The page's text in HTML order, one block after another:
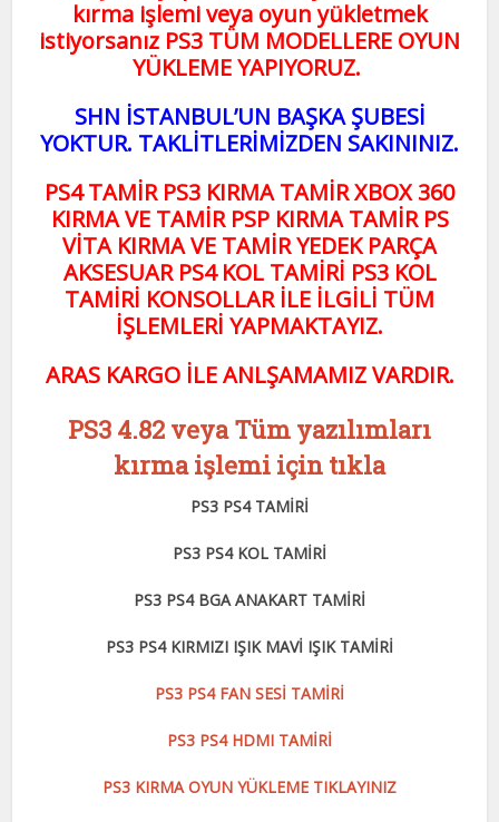
kırma işlemi veya oyun yükletmek
istiyorsanız PS3 TÜM MODELLERE OYUN
YÜKLEME YAPIYORUZ.
SHN İSTANBUL’UN BAŞKA ŞUBESİ
YOKTUR. TAKLİTLERİMİZDEN SAKININIZ.
PS4 TAMİR PS3 KIRMA TAMİR XBOX 360
KIRMA VE TAMİR PSP KIRMA TAMİR PS
VİTA KIRMA VE TAMİR YEDEK PARÇA
AKSESUAR PS4 KOL TAMİRİ PS3 KOL
TAMİRİ KONSOLLAR İLE İLGİLİ TÜM
İŞLEMLERİ YAPMAKTAYIZ.
ARAS KARGO İLE ANLŞAMAMIZ VARDIR.
PS3 4.82 veya Tüm yazılımları
kırma işlemi için tıkla
PS3 PS4 TAMİRİ
PS3 PS4 KOL TAMİRİ
PS3 PS4 BGA ANAKART TAMİRİ
PS3 PS4 KIRMIZI IŞIK MAVİ IŞIK TAMİRİ
PS3 PS4 FAN SESİ TAMİRİ
PS3 PS4 HDMI TAMİRİ
PS3 KIRMA OYUN YÜKLEME TIKLAYINIZ